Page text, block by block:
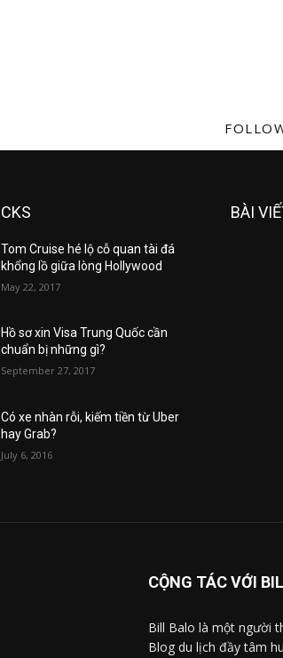
Tom Cruise hé lộ cỗ quan tài đá
khổng lồ giữa lòng Hollywood
May 22, 2017
Hồ sơ xin Visa Trung Quốc cần
chuẩn bị những gì?
September 27, 2017
Có xe nhàn rỗi, kiếm tiền từ Uber
hay Grab?
July 6, 2016
BÀI
CỘNG TÁC VỚI
Bill Balo là một người
Blog du lịch đầy tâm